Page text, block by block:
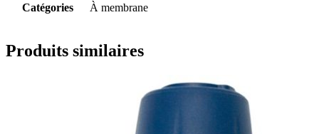
Catégories À membrane
Produits similaires